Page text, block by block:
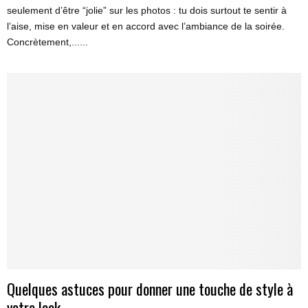
seulement d’être “jolie” sur les photos : tu dois surtout te sentir à
l’aise, mise en valeur et en accord avec l’ambiance de la soirée.
Concrètement,......
Quelques astuces pour donner une touche de style à